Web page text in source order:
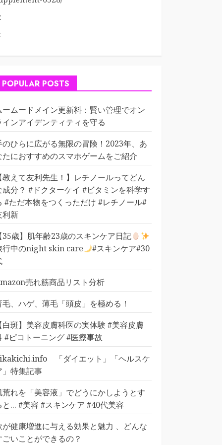
POPULAR POSTS
ームードメイン更新料：賢い管理でオン
インアイデンティティを守る
のひらに広がる無限の冒険！2023年、あ
たにおすすめのスマホゲームをご紹介
教えて友利先生！】レチノールってどん
成分？ #ドクターケイ #ビタミンを科学す
#ただ本物をつくっただけ #レチノール#
利新
35歳】肌年齢23歳のスキンケア日記
行中のnight skin care
#スキンケア#30
売れ筋商品リスト分析
毛、ハゲ、薄毛「頭皮」を極める！
白斑】美容皮膚科医の実体験 #美容皮膚
#ピコトーニング #医療事故
「ダイエット」「ヘルスケ
」特集記事
荒れを「美容液」でどうにかしようとす
と... #美容 #スキンケア #40代美容
が健康増進に与える効果と魅力 、どんな
ごいことができるの？